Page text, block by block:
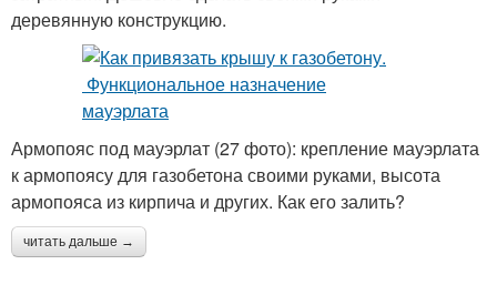
деревянную конструкцию.
Армопояс под мауэрлат (27 фото): крепление мауэрлата
к армопоясу для газобетона своими руками, высота
армопояса из кирпича и других. Как его залить?
читать дальше →